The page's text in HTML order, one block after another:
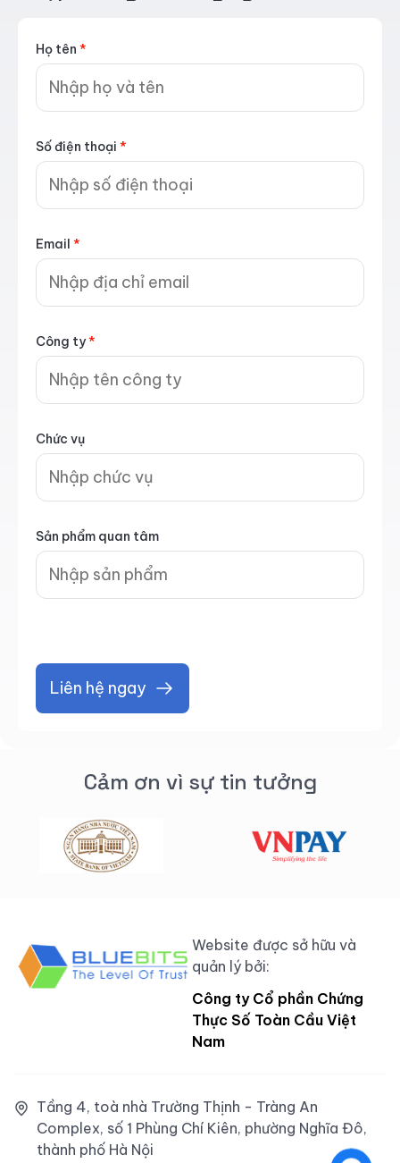
Họ tên *
Số điện thoại *
Email *
Công ty*
Chức vụ
Sản phẩm quan tâm
Liên hệ ngay
Cảm ơn vì sự tin tưởng
Website được sở hữu và
quản lý bởi:
Công ty Cổ phần Chứng
Thực Số Toàn Cầu Việt
Nam
Tầng 4, toà nhà Trường Thịnh - Tràng An
Complex, số 1 Phùng Chí Kiên, phường Nghĩa Đô,
thành phố Hà Nội